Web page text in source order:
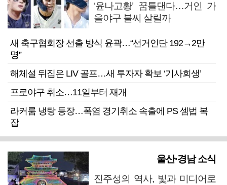
‘윤나고황’ 꿈틀댄다…거인 가
을야구 불씨 살릴까
새 축구협회장 선출 방식 윤곽…“선거인단 192→2만
명”
해체설 뒤집은 LIV 골프…새 투자자 확보 ‘기사회생’
프로야구 취소…11일부터 재개
라커룸 냉탕 등장…폭염 경기취소 속출에 PS 셈법 복
잡
울산·경남 소식
진주성의 역사, 빛과 미디어로